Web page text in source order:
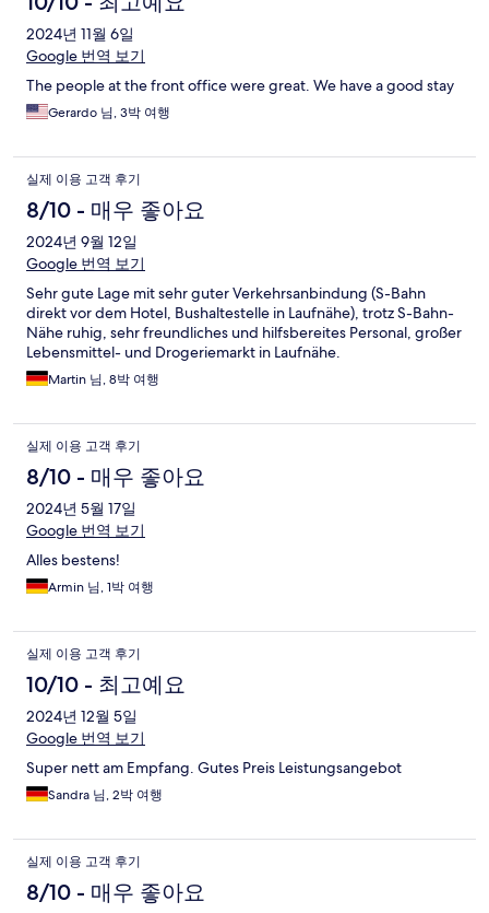
2024년 11월 6일
Google 번역 보기
The people at the front office were great. We have a good stay
Gerardo 님, 3박 여행
실제 이용 고객 후기
8/10 - 매우 좋아요
2024년 9월 12일
Google 번역 보기
Sehr gute Lage mit sehr guter Verkehrsanbindung (S-Bahn
direkt vor dem Hotel, Bushaltestelle in Laufnähe), trotz S-Bahn-
Nähe ruhig, sehr freundliches und hilfsbereites Personal, großer
Lebensmittel- und Drogeriemarkt in Laufnähe.
Martin 님, 8박 여행
실제 이용 고객 후기
8/10 - 매우 좋아요
2024년 5월 17일
Google 번역 보기
Alles bestens!
Armin 님, 1박 여행
실제 이용 고객 후기
10/10 - 최고예요
2024년 12월 5일
Google 번역 보기
Super nett am Empfang. Gutes Preis Leistungsangebot
Sandra 님, 2박 여행
실제 이용 고객 후기
8/10 - 매우 좋아요